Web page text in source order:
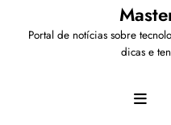
Portal de notícias sobre
dicas e